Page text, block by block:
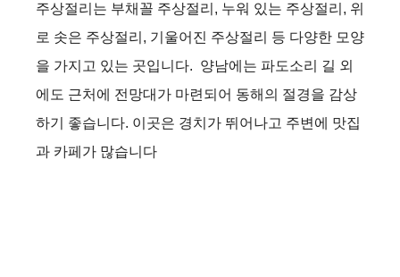
주상절리는 부채꼴 주상절리, 누워 있는 주상절리, 위
로 솟은 주상절리, 기울어진 주상절리 등 다양한 모양
을 가지고 있는 곳입니다. 양남에는 파도소리 길 외
에도 근처에 전망대가 마련되어 동해의 절경을 감상
하기 좋습니다. 이곳은 경치가 뛰어나고 주변에 맛집
과 카페가 많습니다